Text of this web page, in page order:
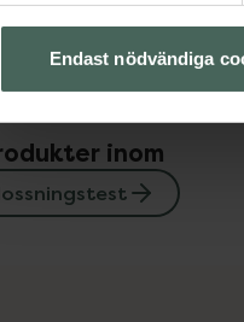
Endast nödvändiga
inom